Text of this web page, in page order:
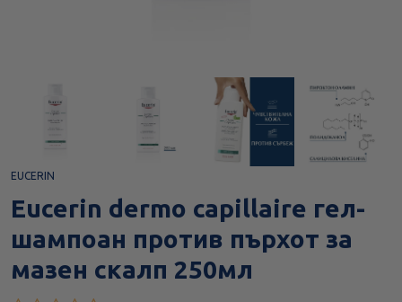
EUCERIN
Eucerin dermo capillaire гел-
шампоан против пърхот за
мазен скалп 250мл